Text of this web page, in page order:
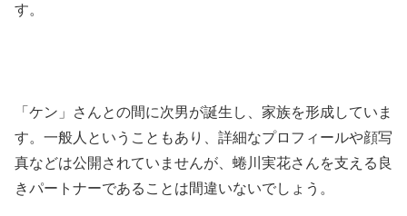
す。
「ケン」さんとの間に次男が誕生し、家族を形成していま
す。一般人ということもあり、詳細なプロフィールや顔写
真などは公開されていませんが、蜷川実花さんを支える良
きパートナーであることは間違いないでしょう。